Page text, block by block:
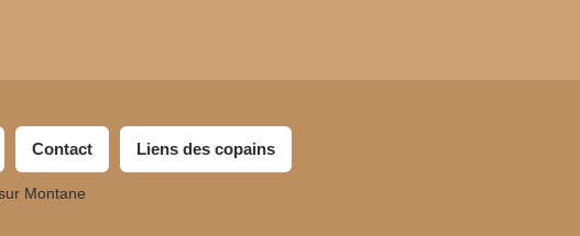
Contact Liens des copains
Montane